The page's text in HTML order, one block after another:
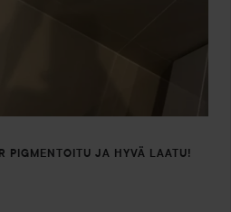
PIGMENTOITU JA HYVÄ LAATU!